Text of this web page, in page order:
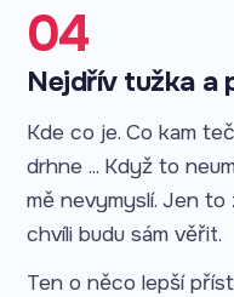
04
Nejdřív tužka a
Kde co je. Co kam
drhne ... Když to
mě nevymyslí. Jen
chvíli budu sám věřit.
Ten o něco lepší